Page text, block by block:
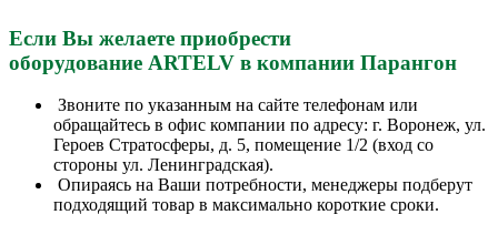
Если Вы желаете приобрести
оборудование ARTELV в компании Парангон
Звоните по указанным на сайте телефонам или
обращайтесь в офис компании по адресу: г. Воронеж, ул.
Героев Стратосферы, д. 5, помещение 1/2 (вход со
стороны ул. Ленинградская).
Опираясь на Ваши потребности, менеджеры подберут
подходящий товар в максимально короткие сроки.